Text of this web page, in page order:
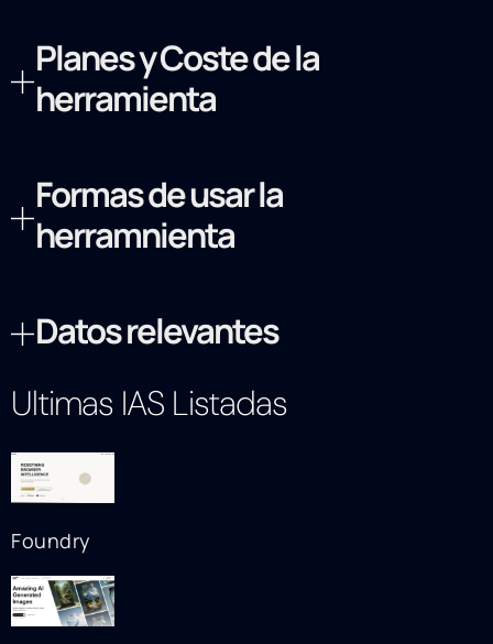
Planes y Coste de la
herramienta
Formas de usar la
herramnienta
Datos relevantes
Ultimas IAS Listadas
Foundry